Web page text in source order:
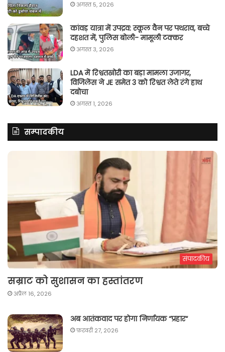
अगस्त 5, 2026
कांवड़ यात्रा में उपद्रव: स्कूल वैन पर पथराव, बच्चे
दहशत में, पुलिस बोली- मामूली टक्कर
अगस्त 3, 2026
LDA में रिश्वतखोरी का बड़ा मामला उजागर,
विजिलेंस ने JE समेत 3 को रिश्वत लेते रंगे हाथ
दबोचा
अगस्त 1, 2026
सम्पादकीय
संपादकीय
सम्राट को सुशासन का हस्तांतरण
अप्रैल 16, 2026
अब आतंकवाद पर होगा निर्णायक “प्रहार“
फ़रवरी 27, 2026